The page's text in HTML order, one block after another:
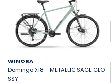
WINORA
Domingo X18 - METALLIC SAGE GLO
SSY